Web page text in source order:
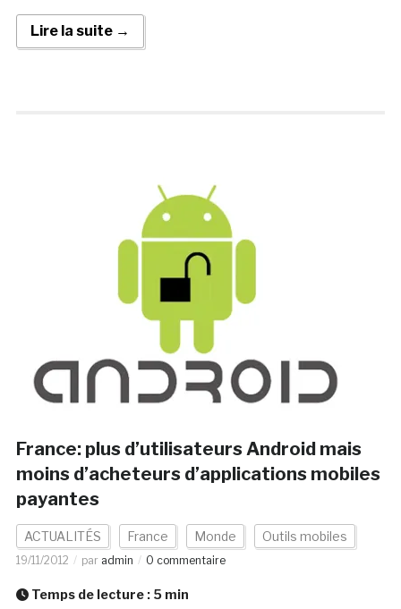
Lire la suite →
France: plus d’utilisateurs Android mais
moins d’acheteurs d’applications mobiles
payantes
ACTUALITÉS France Monde Outils mobiles
19/11/2012 par admin 0 commentaire
Temps de lecture : 5 min